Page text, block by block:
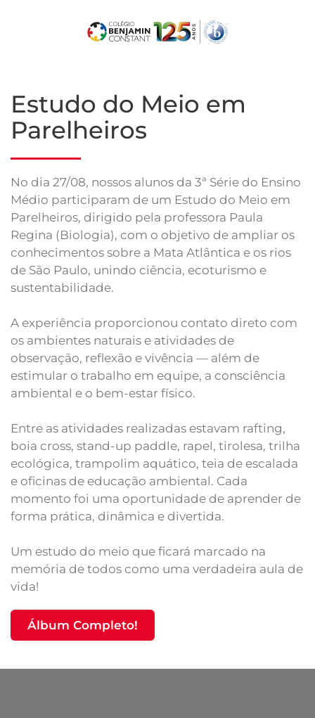
content
Estudo do Meio em
Parelheiros
No dia 27/08, nossos alunos da 3ª Série do Ensino
Médio participaram de um Estudo do Meio em
Parelheiros, dirigido pela professora Paula
Regina (Biologia), com o objetivo de ampliar os
conhecimentos sobre a Mata Atlântica e os rios
de São Paulo, unindo ciência, ecoturismo e
sustentabilidade.
A experiência proporcionou contato direto com
os ambientes naturais e atividades de
observação, reflexão e vivência — além de
estimular o trabalho em equipe, a consciência
ambiental e o bem-estar físico.
Entre as atividades realizadas estavam rafting,
boia cross, stand-up paddle, rapel, tirolesa, trilha
ecológica, trampolim aquático, teia de escalada
e oficinas de educação ambiental. Cada
momento foi uma oportunidade de aprender de
forma prática, dinâmica e divertida.
Um estudo do meio que ficará marcado na
memória de todos como uma verdadeira aula de
vida!
Álbum Completo!